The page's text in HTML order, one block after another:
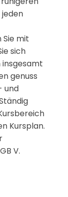
mit
sich
insgesamt
genuss
und
Kursplan.
V.